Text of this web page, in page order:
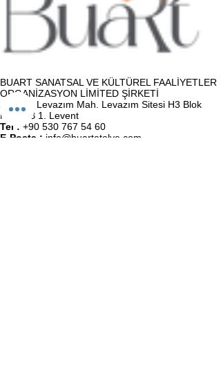
BUART SANATSAL VE KÜLTÜREL FAALİYETLER
ORGANİZASYON LİMİTED ŞİRKETİ
Levazım Mah. Levazım Sitesi H3 Blok
No:16/B 1. Levent
Tel : +90 530 767 54 60
E-Posta : info@buartatolye.com